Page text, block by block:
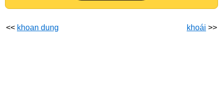
<< khoan dung khoái >>